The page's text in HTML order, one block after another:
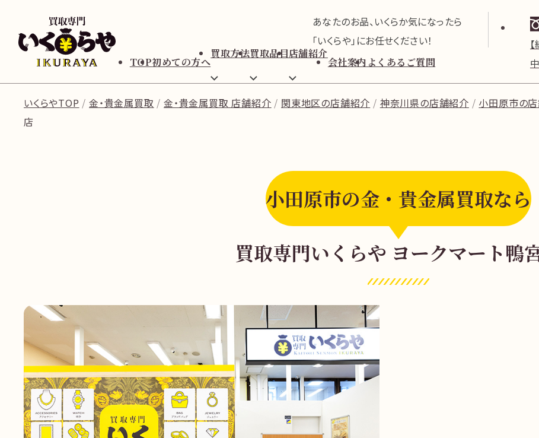
あなたのお品、いくらか気になったら
「いくらや」にお任せください！
TOP初めての方へ
買取方法買取品目店舗紹介
会社案内 よくあるご質問
いくらやTOP 金・貴金属買取 金・貴金属買取 店舗紹介 関東地区の店舗紹介 神奈川県の店舗紹介 小田原市の
店
小田原市の金・貴金属買取なら
買取専門いくらや ヨークマート鴨